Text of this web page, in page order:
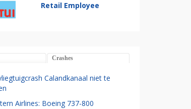
Retail Employee
Crashes
Calandkanaal niet te
Airlines: Boeing 737-800